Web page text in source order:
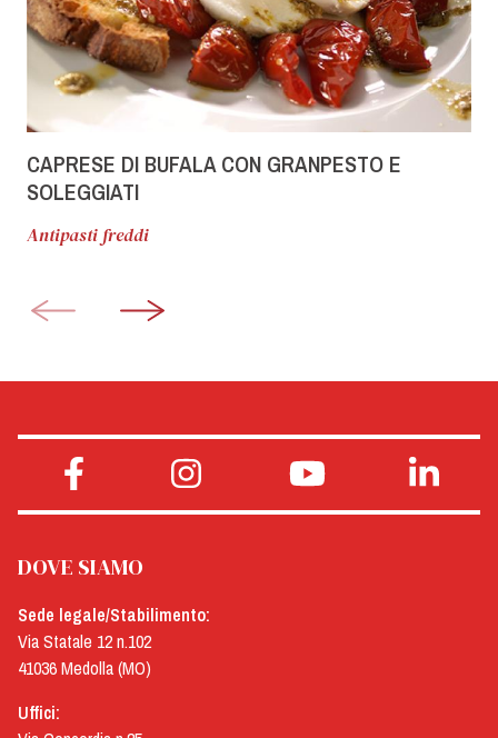
CAPRESE DI BUFALA CON GRANPESTO E
SOLEGGIATI
Antipasti freddi
DOVE SIAMO
Sede legale/Stabilimento:
Via Statale 12 n.102
41036 Medolla (MO)
Uffici: